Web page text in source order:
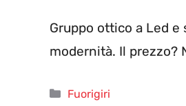
Gruppo ottico a Led
modernità. Il prezzo?
Categorie
Fuorigiri